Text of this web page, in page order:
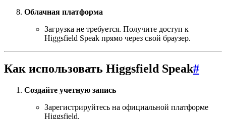
Облачная платформа
Загрузка не требуется. Получите доступ к
Higgsfield Speak прямо через свой браузер.
Как использовать Higgsfield Speak#
Создайте учетную запись
Зарегистрируйтесь на официальной платформе
Higgsfield.